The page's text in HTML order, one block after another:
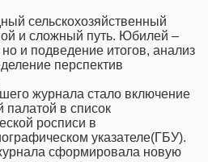
сельскохозяйственный
и сложный путь. Юбилей –
и подведение итогов, анализ
перспектив
журнала стало включение
палатой в список
росписи в
указателе(ГБУ).
сформировала новую